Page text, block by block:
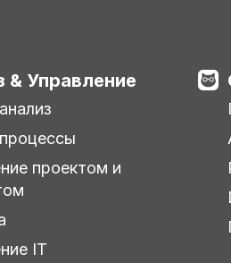
& Управление
проектом и
IT